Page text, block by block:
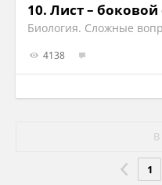
10. Лист – боковой
Биология. Сложные
4138
В
1